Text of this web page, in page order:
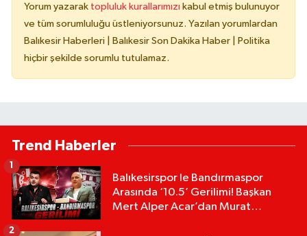
Yorum yazarak topluluk kurallarımızı kabul etmiş bulunuyor
ve tüm sorumluluğu üstleniyorsunuz. Yazılan yorumlardan
Balıkesir Haberleri | Balıkesir Son Dakika Haber | Politika
hiçbir şekilde sorumlu tutulamaz.
Trend Haberler
Balıkesirspor le Bandırmaspor
Arasında ‘10.5’ Gerilimi! Başkan
Mert Alper Acar’dan Murat
1
2